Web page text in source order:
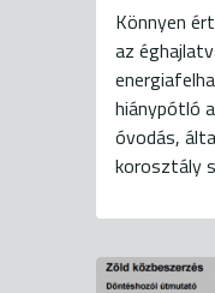
Könnyen
az
hiánypótló
óvodás,
korosztály